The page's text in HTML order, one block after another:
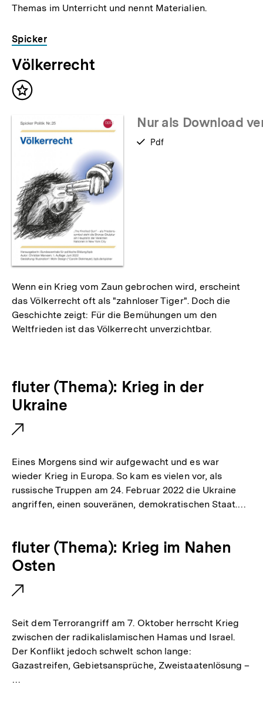
Themas im Unterricht und nennt Materialien.
Spicker
Völkerrecht
Inhalt
Nur als Download
verfügbar
Pdf
Wenn ein Krieg vom Zaun gebrochen wird, erscheint
das Völkerrecht oft als "zahnloser Tiger". Doch die
Geschichte zeigt: Für die Bemühungen um den
Weltfrieden ist das Völkerrecht unverzichtbar.
E
x
t
e
r
n
e
i
n
k
fluter (Thema): Krieg in der
Ukraine
Eines Morgens sind wir aufgewacht und es war
wieder Krieg in Europa. So kam es vielen vor, als
russische Truppen am 24. Februar 2022 die Ukraine
angriffen, einen souveränen, demokratischen Staat.…
E
x
t
e
r
n
e
r
fluter (Thema): Krieg im Nahen
Osten
Seit dem Terrorangriff am 7. Oktober herrscht Krieg
zwischen der radikalislamischen Hamas und Israel.
Der Konflikt jedoch schwelt schon lange:
Gazastreifen, Gebietsansprüche, Zweistaatenlösung –
…